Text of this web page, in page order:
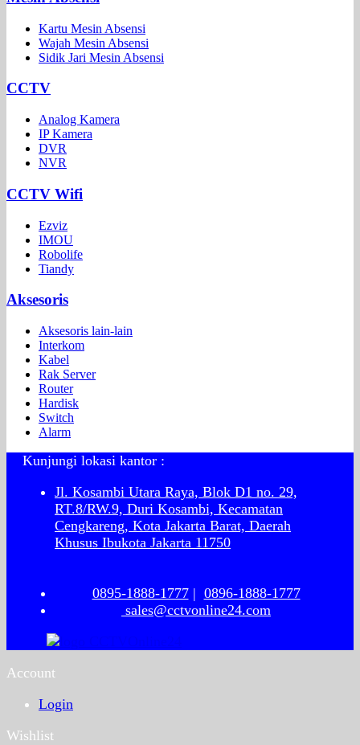
Kartu Mesin Absensi
Wajah Mesin Absensi
Sidik Jari Mesin Absensi
CCTV
Analog Kamera
IP Kamera
DVR
NVR
CCTV Wifi
Ezviz
IMOU
Robolife
Tiandy
Aksesoris
Aksesoris lain-lain
Interkom
Kabel
Rak Server
Router
Hardisk
Switch
Alarm
Kunjungi lokasi kantor :
Jl. Kosambi Utara Raya, Blok D1 no. 29,
RT.8/RW.9, Duri Kosambi, Kecamatan
Cengkareng, Kota Jakarta Barat, Daerah
Khusus Ibukota Jakarta 11750
0895-1888-1777| 0896-1888-1777
sales@cctvonline24.com
Account
Login
Wishlist